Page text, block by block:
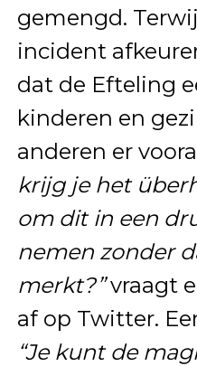
gemengd.
incident
dat de Efteling
kinderen en
anderen er
krijg je het
om dit in een
nemen zonder
merkt?”vraagt
af op Twitter.
“Je kunt de